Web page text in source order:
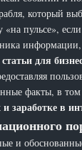
который
пульсе»,
статьи для
факты, в
заработке в
и